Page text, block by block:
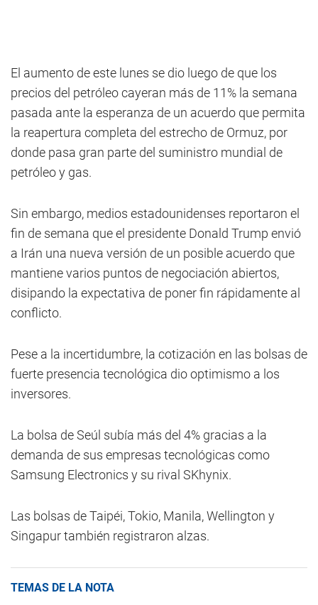
El aumento de este lunes se dio luego de que los
precios del petróleo cayeran más de 11% la semana
pasada ante la esperanza de un acuerdo que permita
la reapertura completa del estrecho de Ormuz, por
donde pasa gran parte del suministro mundial de
petróleo y gas.
Sin embargo, medios estadounidenses reportaron el
fin de semana que el presidente Donald Trump envió
a Irán una nueva versión de un posible acuerdo que
mantiene varios puntos de negociación abiertos,
disipando la expectativa de poner fin rápidamente al
conflicto.
Pese a la incertidumbre, la cotización en las bolsas de
fuerte presencia tecnológica dio optimismo a los
inversores.
La bolsa de Seúl subía más del 4% gracias a la
demanda de sus empresas tecnológicas como
Samsung Electronics y su rival SKhynix.
Las bolsas de Taipéi, Tokio, Manila, Wellington y
Singapur también registraron alzas.
TEMAS DE LA NOTA